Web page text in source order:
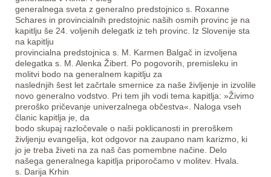
generalnega sveta z generalno predstojnico s. Roxanne
Schares in provincialnih predstojnic naših osmih provinc je na
kapitlju še 24. voljenih delegatk iz teh provinc. Iz Slovenije sta
na kapitlju
provincialna predstojnica s. M. Karmen Balgač in izvoljena
delegatka s. M. Alenka Žibert. Po pogovorih, premisleku in
molitvi bodo na generalnem kapitlju za
naslednjih šest let začrtale smernice za naše življenje in izvolile
novo generalno vodstvo. Pri tem jih vodi tema kapitlja: »Živimo
preroško pričevanje univerzalnega občestva«. Naloga vseh
članic kapitlja je, da
bodo skupaj razločevale o naši poklicanosti in preroškem
življenju evangelija, kot odgovor na zaupano nam karizmo, ki
jo je treba živeti na za naš čas pomembne načine. Delo
našega generalnega kapitlja priporočamo v molitev. Hvala.
s. Darija Krhin